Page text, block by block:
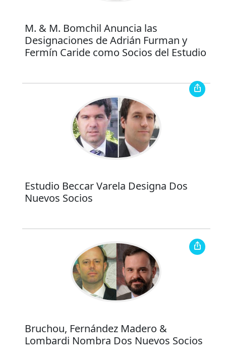
M. & M. Bomchil Anuncia las
Designaciones de Adrián Furman y
Fermín Caride como Socios del Estudio
Estudio Beccar Varela Designa Dos
Nuevos Socios
Bruchou, Fernández Madero &
Lombardi Nombra Dos Nuevos Socios